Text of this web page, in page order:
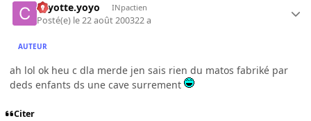
coyotte.yoyo INpactien
Posté(e) le 22 août 200322 a
AUTEUR
ah lol ok heu c dla merde jen sais rien du matos fabriké par
deds enfants ds une cave surrement
Citer